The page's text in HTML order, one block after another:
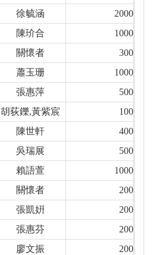
徐毓涵
2000
陳玠合
1000
關懷者
300
蕭玉珊
1000
張惠萍
500
胡荻鑠,黃紫宸
100
陳世軒
400
吳瑞展
500
賴語萱
1000
關懷者
200
張凱姸
200
張惠芬
200
廖文振
200